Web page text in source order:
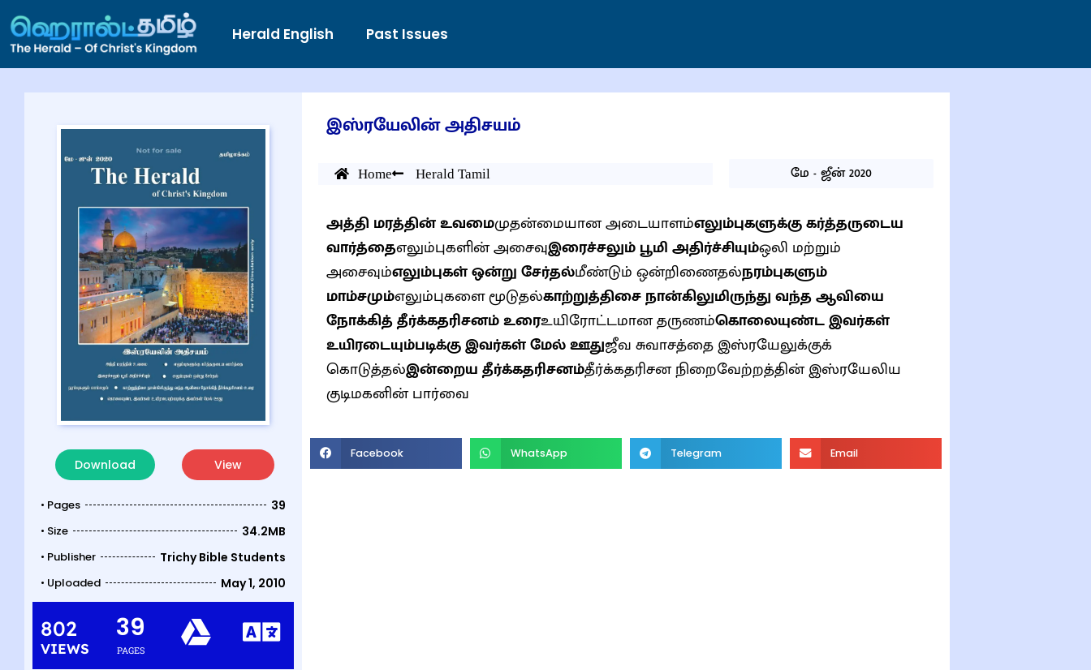
Herald English Past Issues
Download View
• Pages 39
• Size 34.2MB
• Publisher Trichy Bible Students
• Uploaded May 1, 2010
802
VIEWS PAGES
39
இஸ்ரயேலின் அதிசயம்
Home Herald Tamil மே - ஜீன் 2020
அத்தி மரத்தின் உவமைமுதன்மையான அடையாளம்எலும்புகளுக்கு கர்த்தருடைய
வார்த்தைஎலும்புகளின் அசைவுஇரைச்சலும் பூமி அதிர்ச்சியும்ஒலி மற்றும்
அசைவும்எலும்புகள் ஒன்று சேர்தல்மீண்டும் ஒன்றிணைதல்நரம்புகளும்
மாம்சமும்எலும்புகளை மூடுதல்காற்றுத்திசை நான்கிலுமிருந்து வந்த ஆவியை
நோக்கித் தீர்க்கதரிசனம் உரைஉயிரோட்டமான தருணம்கொலையுண்ட இவர்கள்
உயிரடையும்படிக்கு இவர்கள் மேல் ஊதுஜீவ சுவாசத்தை இஸ்ரயேலுக்குக்
கொடுத்தல்இன்றைய தீர்க்கதரிசனம்தீர்க்கதரிசன நிறைவேற்றத்தின் இஸ்ரயேலிய
குடிமகனின் பார்வை
Facebook WhatsApp Telegram Email